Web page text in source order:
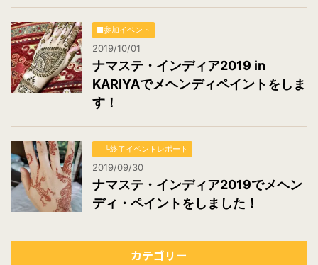
■参加イベント
2019/10/01
ナマステ・インディア2019 in
KARIYAでメヘンディペイントをしま
す！
└終了イベントレポート
2019/09/30
ナマステ・インディア2019でメヘン
ディ・ペイントをしました！
カテゴリー